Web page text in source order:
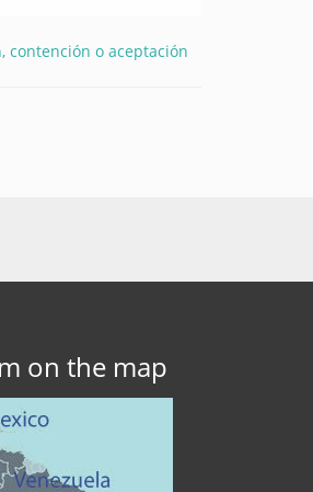
contención o aceptación
on the map